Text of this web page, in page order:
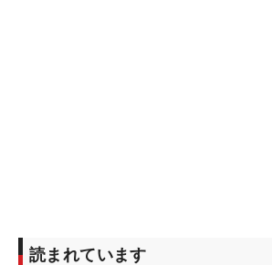
読まれています